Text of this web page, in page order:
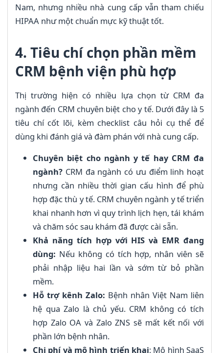
Nam, nhưng nhiều nhà cung cấp vẫn tham chiếu
HIPAA như một chuẩn mực kỹ thuật tốt.
4. Tiêu chí chọn phần mềm
CRM bệnh viện phù hợp
Thị trường hiện có nhiều lựa chọn từ CRM đa
ngành đến CRM chuyên biệt cho y tế. Dưới đây là 5
tiêu chí cốt lõi, kèm checklist câu hỏi cụ thể để
dùng khi đánh giá và đàm phán với nhà cung cấp.
Chuyên biệt cho ngành y tế hay CRM đa
ngành? CRM đa ngành có ưu điểm linh hoạt
nhưng cần nhiều thời gian cấu hình để phù
hợp đặc thù y tế. CRM chuyên ngành y tế triển
khai nhanh hơn vì quy trình lịch hẹn, tái khám
và chăm sóc sau khám đã được cài sẵn.
Khả năng tích hợp với HIS và EMR đang
dùng: Nếu không có tích hợp, nhân viên sẽ
phải nhập liệu hai lần và sớm từ bỏ phần
mềm.
Hỗ trợ kênh Zalo: Bệnh nhân Việt Nam liên
hệ qua Zalo là chủ yếu. CRM không có tích
hợp Zalo OA và Zalo ZNS sẽ mất kết nối với
phần lớn bệnh nhân.
Chi phí và mô hình triển khai: Mô hình SaaS